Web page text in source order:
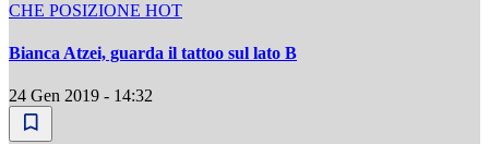
CHE POSIZIONE HOT
Bianca Atzei, guarda il tattoo sul lato B
24 Gen 2019 - 14:32